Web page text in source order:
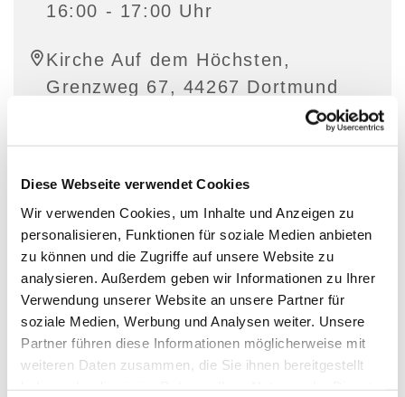
Diese Webseite verwendet Cookies
Wir verwenden Cookies, um Inhalte und Anzeigen zu
personalisieren, Funktionen für soziale Medien anbieten
zu können und die Zugriffe auf unsere Website zu
analysieren. Außerdem geben wir Informationen zu Ihrer
Verwendung unserer Website an unsere Partner für
soziale Medien, Werbung und Analysen weiter. Unsere
Partner führen diese Informationen möglicherweise mit
weiteren Daten zusammen, die Sie ihnen bereitgestellt
16:00 - 17:00 Uhr
Kirche Auf dem Höchsten,
Grenzweg 67, 44267 Dortmund